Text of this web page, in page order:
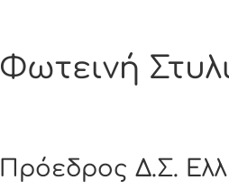
Φωτεινή
Πρόεδρος Δ.Σ.